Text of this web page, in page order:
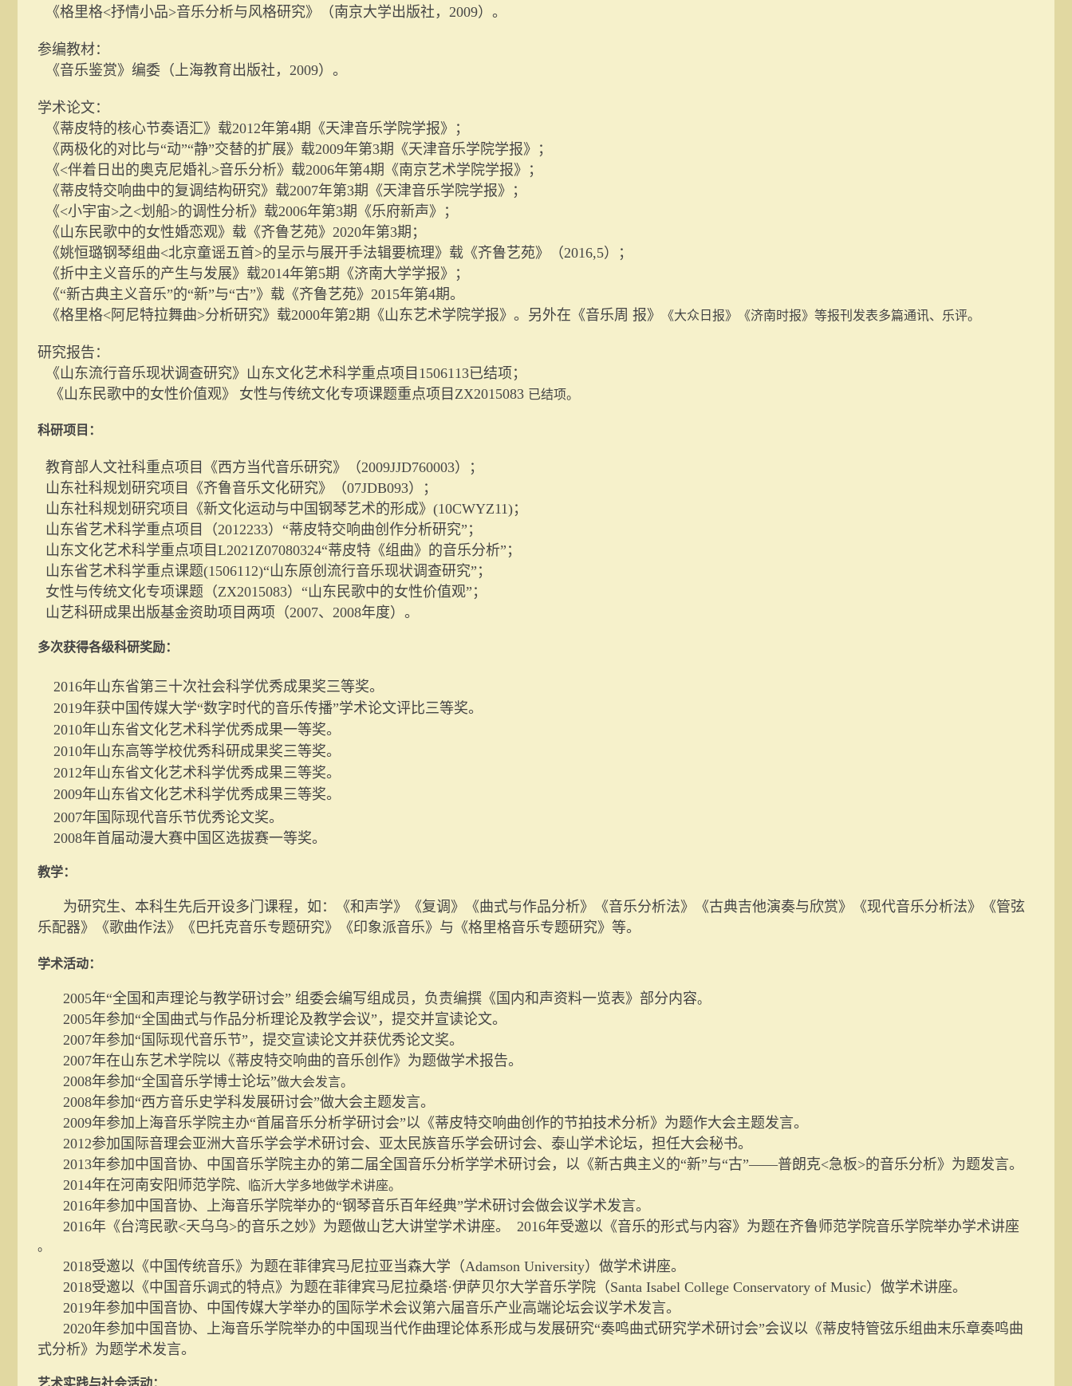
《格里格<抒情小品>音乐分析与风格研究》（南京大学出版社， 2009）。
参编教材：
《音乐鉴赏》编委（上海教育出版社， 2009）。
学术论文：
《蒂皮特的核心节奏语汇》载2012年第4期《天津音乐学院学报》；
《两极化的对比与“动”“静”交替的扩展》载2009年第3期《天津音乐学院学报》；
《<伴着日出的奥克尼婚礼>音乐分析》载2006年第4期《南京艺术学院学报》；
《蒂皮特交响曲中的复调结构研究》载2007年第3期《天津音乐学院学报》；
《<小宇宙>之<划船>的调性分析》载2006年第3期《乐府新声》；
《山东民歌中的女性婚恋观》载《齐鲁艺苑》 2020年第3期；
《姚恒璐钢琴组曲<北京童谣五首>的呈示与展开手法辑要梳理》载《齐鲁艺苑》（2016,5）；
《折中主义音乐的产生与发展》载2014年第5期《济南大学学报》；
《“新古典主义音乐”的“新”与“古”》载《齐鲁艺苑》 2015年第4期。
《格里格<阿尼特拉舞曲>分析研究》载2000年第2期《山东艺术学院学报》。另外在《音乐周 报》 《大众日报》《济南时报》等报刊发表多篇通讯、乐评。
研究报告：
《山东流行音乐现状调查研究》山东文化艺术科学重点项目 1506113已结项；
《山东民歌中的女性价值观》
女性与传统文化专项课题重点项目 ZX2015083 已结项。
科研项目：
教育部人文社科重点项目《西方当代音乐研究》（2009JJD760003）；
山东社科规划研究项目《齐鲁音乐文化研究》（07JDB093）；
山东社科规划研究项目《新文化运动与中国钢琴艺术的形成》 (10CWYZ11)；
山东省艺术科学重点项目（2012233）“蒂皮特交响曲创作分析研究”；
山东文化艺术科学重点项目 L2021Z07080324“蒂皮特《组曲》的音乐分析”；
山东省艺术科学重点课题(1506112)“山东原创流行音乐现状调查研究”；
女性与传统文化专项课题（ZX2015083）“山东民歌中的女性价值观”；
山艺科研成果出版基金资助项目两项（2007、 2008年度）。
多次获得各级科研奖励：
2016年山东省第三十次社会科学优秀成果奖三等奖。
2019年获中国传媒大学“数字时代的音乐传播”学术论文评比三等奖。
2010年山东省文化艺术科学优秀成果一等奖。
2010年山东高等学校优秀科研成果奖三等奖。
2012年山东省文化艺术科学优秀成果三等奖。
2009年山东省文化艺术科学优秀成果三等奖。
2007年国际现代音乐节优秀论文奖。
2008年首届动漫大赛中国区选拔赛一等奖。
教学：
为研究生、本科生先后开设多门课程，如：《和声学》《复调》《曲式与作品分析》《音乐分析法》《古典吉他演奏与欣赏》《现代音乐分析法》《管弦
乐配器》《歌曲作法》《巴托克音乐专题研究》《印象派音乐》与《格里格音乐专题研究》等。
学术活动：
2005年“全国和声理论与教学研讨会” 组委会编写组成员，负责编撰《国内和声资料一览表》部分内容。
2005年参加“全国曲式与作品分析理论及教学会议”，提交并宣读论文。
2007年参加“国际现代音乐节”，提交宣读论文并获优秀论文奖。
2007年在山东艺术学院以《蒂皮特交响曲的音乐创作》为题做学术报告。
2008年参加“全国音乐学博士论坛”做大会发言。
2008年参加“西方音乐史学科发展研讨会”做大会主题发言。
2009年参加上海音乐学院主办“首届音乐分析学研讨会”以《蒂皮特交响曲创作的节拍技术分析》为题作大会主题发言。
2012参加国际音理会亚洲大音乐学会学术研讨会、亚太民族音乐学会研讨会、泰山学术论坛，担任大会秘书。
2013年参加中国音协、中国音乐学院主办的第二届全国音乐分析学学术研讨会，以《新古典主义的“新”与“古”——普朗克<急板>的音乐分析》为题发言。
2014年在河南安阳师范学院、临沂大学多地做学术讲座。
2016年参加中国音协、上海音乐学院举办的“钢琴音乐百年经典”学术研讨会做会议学术发言。
2016年《台湾民歌<天乌乌>的音乐之妙》为题做山艺大讲堂学术讲座。 2016年受邀以《音乐的形式与内容》为题在齐鲁师范学院音乐学院举办学术讲座
。
2018受邀以《中国传统音乐》为题在菲律宾马尼拉亚当森大学（Adamson University）做学术讲座。
2018受邀以《中国音乐调式的特点》为题在菲律宾马尼拉桑塔·伊萨贝尔大学音乐学院（Santa Isabel College Conservatory of Music）做学术讲座。
2019年参加中国音协、中国传媒大学举办的国际学术会议第六届音乐产业高端论坛会议学术发言。
2020年参加中国音协、上海音乐学院举办的中国现当代作曲理论体系形成与发展研究“奏鸣曲式研究学术研讨会”会议以《蒂皮特管弦乐组曲末乐章奏鸣曲
式分析》为题学术发言。
艺术实践与社会活动：